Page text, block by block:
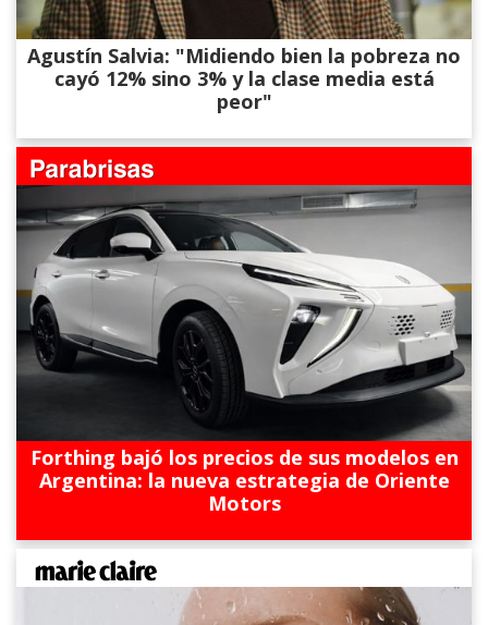
Agustín Salvia: "Midiendo bien la pobreza no
cayó 12% sino 3% y la clase media está
peor"
Forthing bajó los precios de sus modelos en
Argentina: la nueva estrategia de Oriente
Motors